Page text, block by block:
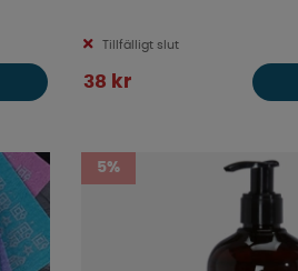
Tillfälligt slut
38 kr
5%